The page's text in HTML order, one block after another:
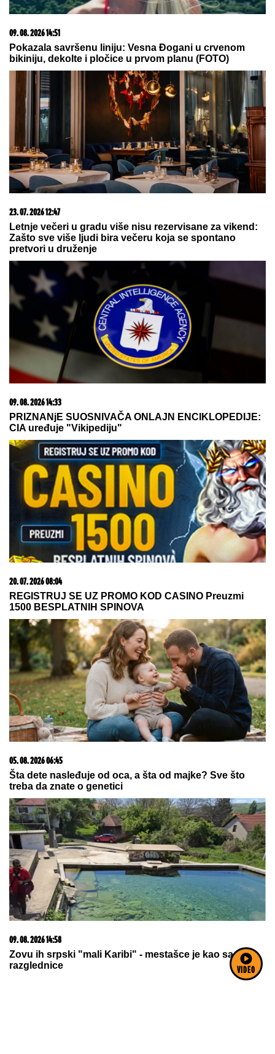
VIDEO
SASLUŠAN "BEOGRADSKI FANTOM"Evo kako je
upadao u automobile, tužilaštvo otkrilo šemu: U
jednim kolima je izveo NEVIĐENU PREVARU
MREŽE GORE!Stefan Karić javno
podelio Teodoru Delić, Bebica na
aparatima nakon ovog poteza
"17 SATI SAM STAJALA POTPUNO
GOLA"
Glumica otkrila kako se
osećala: "Da je bilo prijatno, sigurno
nije"
ŠPANIJA POČELA PROVERE ITALIJANA KOJI
ODLAZE U TUZEMLjU: Italijansko ministarstvo
spoljnih poslova to naziva odmazdom
SPAKOVAO KOFERE!Dok Jovana
planira svadbu sa Tigrom, a Dragan
veridbu slavi sa novom devojkom,
evo gde se nalazi PRVI MUŽ Jovane
Jeremić
Dragana Stankovića se podsmevaju
zbog jedne stvari: "Bukvalno dva